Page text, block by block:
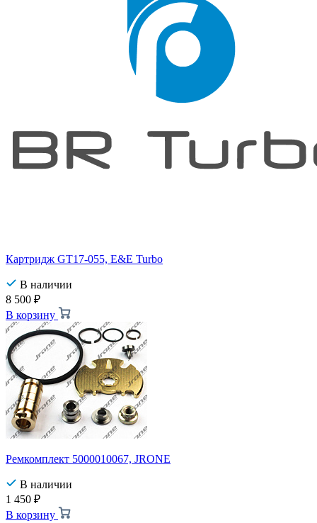
Картридж GT17-055, E&E Turbo
В наличии
8 500 ₽
В корзину
Ремкомплект 5000010067, JRONE
В наличии
1 450 ₽
В корзину